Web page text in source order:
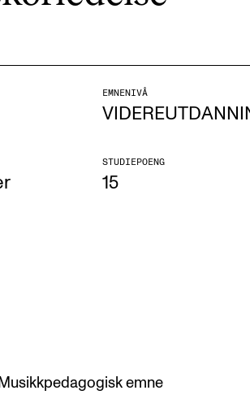
kurs
EMNENIVÅ
STUDIEPOENG
15
emne